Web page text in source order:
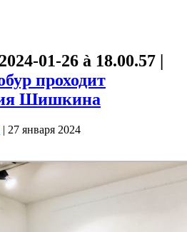
01-26 à 18.00.57 |
проходит
Шишкина
| 27 января 2024